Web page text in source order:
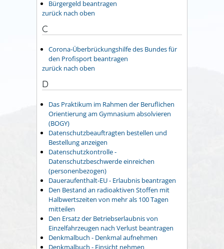
Bürgergeld beantragen
zurück nach oben
C
Corona-Überbrückungshilfe des Bundes für
den Profisport beantragen
zurück nach oben
D
Das Praktikum im Rahmen der Beruflichen
Orientierung am Gymnasium absolvieren
(BOGY)
Datenschutzbeauftragten bestellen und
Bestellung anzeigen
Datenschutzkontrolle -
Datenschutzbeschwerde einreichen
(personenbezogen)
Daueraufenthalt-EU - Erlaubnis beantragen
Den Bestand an radioaktiven Stoffen mit
Halbwertszeiten von mehr als 100 Tagen
mitteilen
Den Ersatz der Betriebserlaubnis von
Einzelfahrzeugen nach Verlust beantragen
Denkmalbuch - Denkmal aufnehmen
Denkmalbuch - Einsicht nehmen